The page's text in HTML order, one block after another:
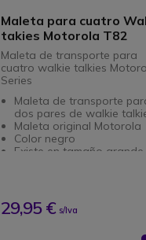
Maleta para cuatro
takies Motorola T82
Maleta de transporte para
cuatro walkie talkies
Series
Maleta de transporte
dos pares de walkie
Maleta original Motorola
Color negro
Existe en tamaño
T82/T82 Extreme
T80, T80 Extreme
29,95 € s/Iva